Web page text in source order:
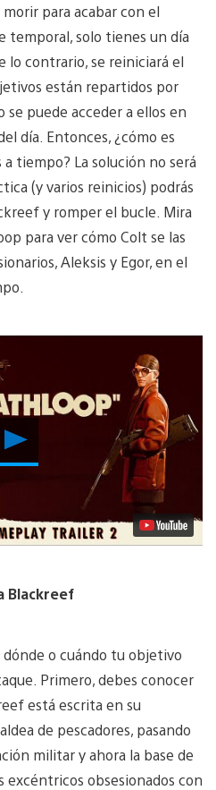
para acabar con el
temporal, solo tienes un día
lo contrario, se reiniciará el
están repartidos por
se puede acceder a ellos en
día. Entonces, ¿cómo es
tiempo? La solución no será
(y varios reinicios) podrás
y romper el bucle. Mira
para ver cómo Colt se las
Aleksis y Egor, en el
Reproducir
Blackreef
o cuándo tu objetivo
Primero, debes conocer
está escrita en su
de pescadores, pasando
militar y ahora la base de
excéntricos obsesionados con